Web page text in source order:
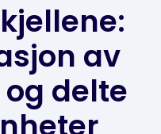
av
delte